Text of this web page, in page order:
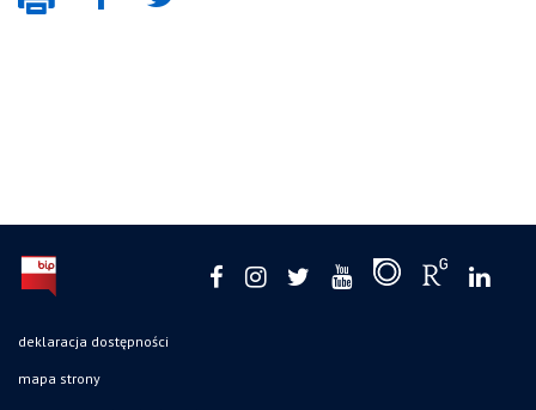
deklaracja dostępności
mapa strony